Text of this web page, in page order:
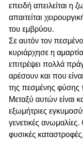
επειδή απειλείται η
απαιτείται
του εμβρύου.
Σε αυτόν τον
κυριάρχησε η
επιτρέψει πολλά
αρέσουν και που
της πεσμένης
Μεταξύ αυτών είναι
εξωμήτριες
γενετικές ανωμαλίες.
φυσικές